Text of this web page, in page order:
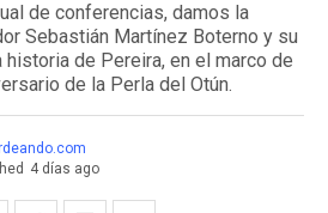
de conferencias, damos la
Sebastián Martínez Boterno y su
historia de Pereira, en el marco de
de la Perla del Otún.
4 días ago